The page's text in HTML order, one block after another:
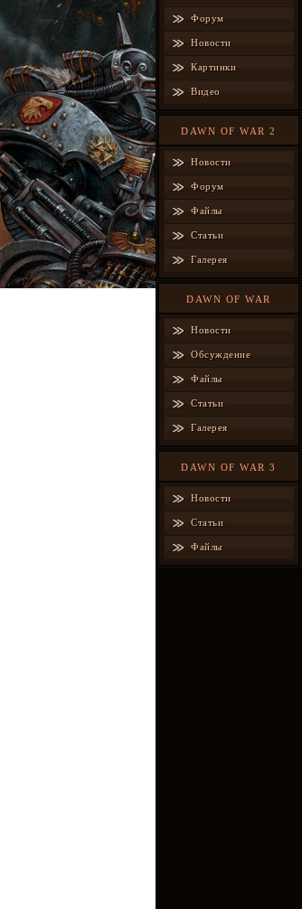
Форум
Новости
Картинки
Видео
DAWN OF WAR 2
Новости
Форум
Файлы
Статьи
Галерея
DAWN OF WAR
Новости
Обсуждение
Файлы
Статьи
Галерея
DAWN OF WAR 3
Новости
Статьи
Файлы